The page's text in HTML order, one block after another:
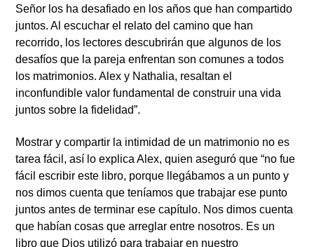
Señor los ha desafiado en los años que han compartido
juntos. Al escuchar el relato del camino que han
recorrido, los lectores descubrirán que algunos de los
desafíos que la pareja enfrentan son comunes a todos
los matrimonios. Alex y Nathalia, resaltan el
inconfundible valor fundamental de construir una vida
juntos sobre la fidelidad”.
Mostrar y compartir la intimidad de un matrimonio no es
tarea fácil, así lo explica Alex, quien aseguró que “no fue
fácil escribir este libro, porque llegábamos a un punto y
nos dimos cuenta que teníamos que trabajar ese punto
juntos antes de terminar ese capítulo. Nos dimos cuenta
que habían cosas que arreglar entre nosotros. Es un
libro que Dios utilizó para trabajar en nuestro